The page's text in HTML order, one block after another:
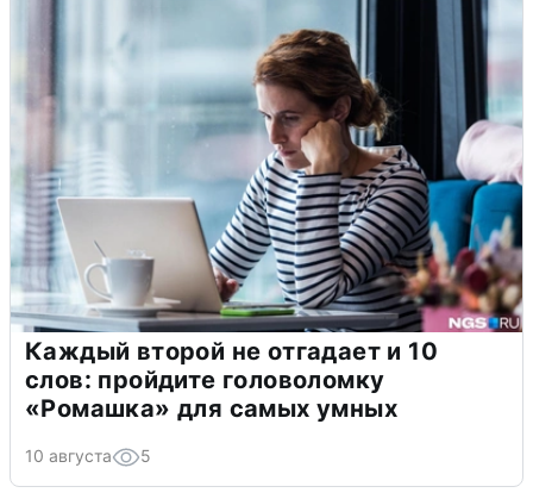
Каждый второй не отгадает и 10
слов: пройдите головоломку
«Ромашка» для самых умных
10 августа 5